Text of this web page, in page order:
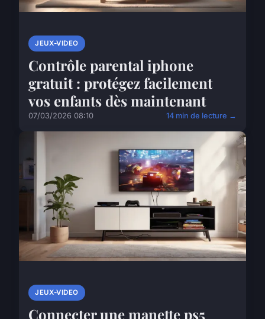
JEUX-VIDEO
Contrôle parental iphone
gratuit : protégez facilement
vos enfants dès maintenant
07/03/2026 08:10 14 min de lecture →
JEUX-VIDEO
Connecter une manette ps5